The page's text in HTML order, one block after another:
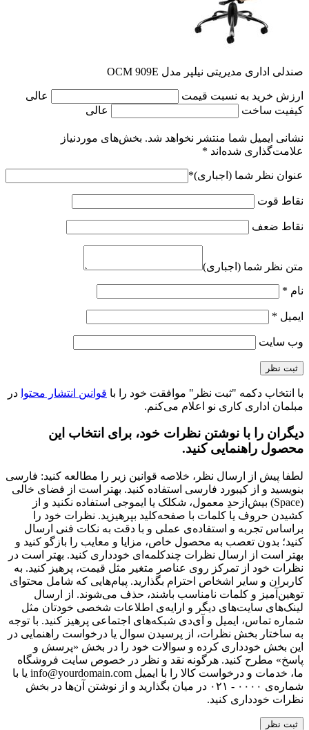
صندلی اداری مدیریتی نیلپر مدل OCM 909E
ارزش خرید به نسبت قیمت
عالی
کیفیت ساخت
عالی
نشانی ایمیل شما منتشر نخواهد شد. بخش‌های موردنیاز
علامت‌گذاری شده‌اند *
عنوان نظر شما (اجباری)*
نقاط قوت
نقاط ضعف
متن نظر شما (اجباری)
نام *
ایمیل *
وب‌ سایت
با انتخاب دکمه "ثبت نظر" موافقت خود را با قوانین انتشار محتوا در
مبلمان اداری کاری نو اعلام می‌کنم.
دیگران را با نوشتن نظرات خود، برای انتخاب این
محصول راهنمایی کنید.
لطفا پیش از ارسال نظر، خلاصه قوانین زیر را مطالعه کنید: فارسی
بنویسید و از کیبورد فارسی استفاده کنید. بهتر است از فضای خالی
(Space) بیش‌از‌حدِ معمول، شکلک یا ایموجی استفاده نکنید و از
کشیدن حروف یا کلمات با صفحه‌کلید بپرهیزید. نظرات خود را
براساس تجربه و استفاده‌ی عملی و با دقت به نکات فنی ارسال
کنید؛ بدون تعصب به محصول خاص، مزایا و معایب را بازگو کنید و
بهتر است از ارسال نظرات چندکلمه‌‌ای خودداری کنید. بهتر است در
نظرات خود از تمرکز روی عناصر متغیر مثل قیمت، پرهیز کنید. به
کاربران و سایر اشخاص احترام بگذارید. پیام‌هایی که شامل محتوای
توهین‌آمیز و کلمات نامناسب باشند، حذف می‌شوند. از ارسال
لینک‌های سایت‌های دیگر و ارایه‌ی اطلاعات شخصی خودتان مثل
شماره تماس، ایمیل و آی‌دی شبکه‌های اجتماعی پرهیز کنید. با توجه
به ساختار بخش نظرات، از پرسیدن سوال یا درخواست راهنمایی در
این بخش خودداری کرده و سوالات خود را در بخش «پرسش و
پاسخ» مطرح کنید. هرگونه نقد و نظر در خصوص سایت فروشگاه
ما، خدمات و درخواست کالا را با ایمیل info@yourdomain.com یا با
شماره‌ی ۰۰۰۰ - ۰۲۱ در میان بگذارید و از نوشتن آن‌ها در بخش
نظرات خودداری کنید.
ثبت نظر